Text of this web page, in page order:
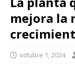
mejora la
octubre 1, 2024